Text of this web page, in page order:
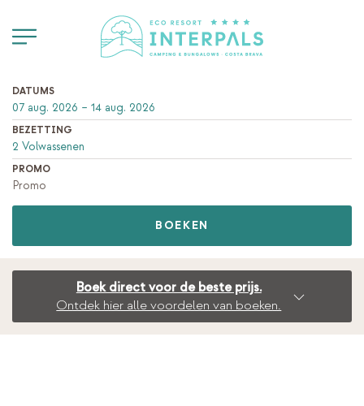
DATUMS
BEZETTING
PROMO
BOEKEN
Boek direct voor de beste prijs.
Ontdek hier alle voordelen van boeken.